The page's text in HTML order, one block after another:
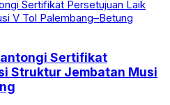
Sertifikat
Struktur Jembatan Musi